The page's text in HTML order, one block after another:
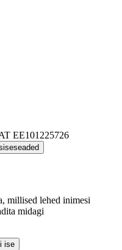
EE101225726
millised lehed inimesi
midagi
ise